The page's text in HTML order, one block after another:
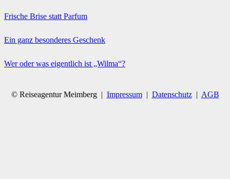
Frische Brise statt Parfum
Ein ganz besonderes Geschenk
Wer oder was eigentlich ist „Wilma“?
© Reiseagentur Meimberg | Impressum| Datenschutz| AGB